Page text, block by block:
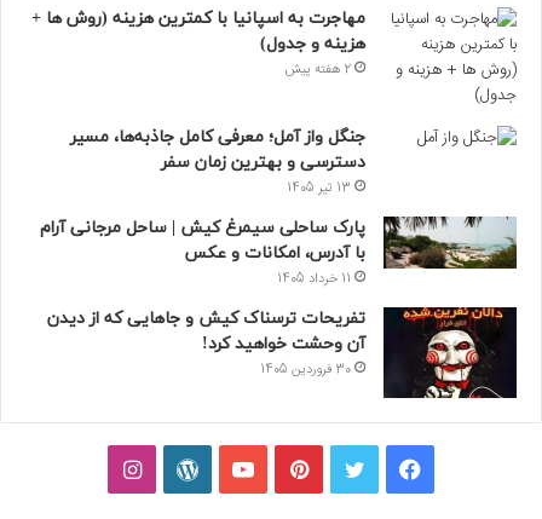
مهاجرت به اسپانیا با کمترین هزینه (روش ها +
هزینه و جدول)
2 هفته پیش
جنگل واز آمل؛ معرفی کامل جاذبه‌ها، مسیر
دسترسی و بهترین زمان سفر
13 تیر 1405
پارک ساحلی سیمرغ کیش | ساحل مرجانی آرام
با آدرس، امکانات و عکس
11 خرداد 1405
تفریحات ترسناک کیش و جاهایی که از دیدن
آن وحشت خواهید کرد!
30 فروردین 1405
فیسبوکتوییترپینتریستیوتیوبوردپرساینستاگرام